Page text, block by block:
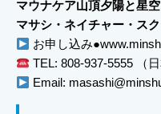
マウナケア山頂夕陽と星
マサシ・ネイチャー・ス
お申し込み
TEL: 808-937-5555 （日
Email: